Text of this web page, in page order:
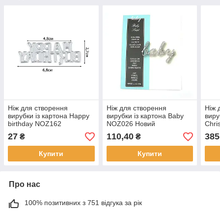
Ніж для створення
вирубки із картона Happy
birthday NOZ162
27 ₴
Купити
Ніж для створення
вирубки із картона Baby
NOZ026 Новий
110,40₴
Купити
Ніж
Про нас
100% позитивних з 751 відгука за рік